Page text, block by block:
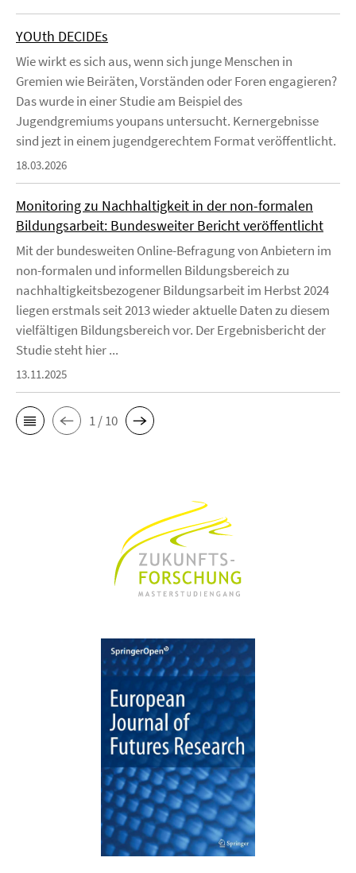
YOUth DECIDEs
Wie wirkt es sich aus, wenn sich junge Menschen in
Gremien wie Beiräten, Vorständen oder Foren engagieren?
Das wurde in einer Studie am Beispiel des
Jugendgremiums youpans untersucht. Kernergebnisse
sind jezt in einem jugendgerechtem Format veröffentlicht.
18.03.2026
Monitoring zu Nachhaltigkeit in der non-formalen
Bildungsarbeit: Bundesweiter Bericht veröffentlicht
Mit der bundesweiten Online-Befragung von Anbietern im
non-formalen und informellen Bildungsbereich zu
nachhaltigkeitsbezogener Bildungsarbeit im Herbst 2024
liegen erstmals seit 2013 wieder aktuelle Daten zu diesem
vielfältigen Bildungsbereich vor. Der Ergebnisbericht der
Studie steht hier ...
13.11.2025
1 / 10